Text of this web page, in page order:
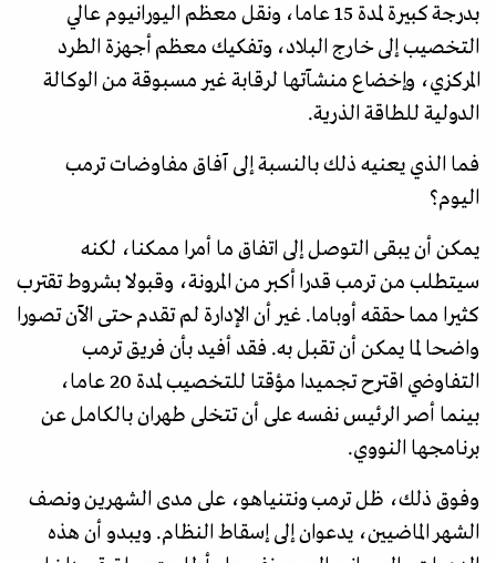
بدرجة كبيرة لمدة 15 عاما، ونقل معظم اليورانيوم عالي
التخصيب إلى خارج البلاد، وتفكيك معظم أجهزة الطرد
المركزي، وإخضاع منشآتها لرقابة غير مسبوقة من الوكالة
الدولية للطاقة الذرية.
فما الذي يعنيه ذلك بالنسبة إلى آفاق مفاوضات ترمب
اليوم؟
يمكن أن يبقى التوصل إلى اتفاق ما أمرا ممكنا، لكنه
سيتطلب من ترمب قدرا أكبر من المرونة، وقبولا بشروط تقترب
كثيرا مما حققه أوباما. غير أن الإدارة لم تقدم حتى الآن تصورا
واضحا لما يمكن أن تقبل به. فقد أفيد بأن فريق ترمب
التفاوضي اقترح تجميدا مؤقتا للتخصيب لمدة 20 عاما،
بينما أصر الرئيس نفسه على أن تتخلى طهران بالكامل عن
برنامجها النووي.
وفوق ذلك، ظل ترمب ونتنياهو، على مدى الشهرين ونصف
الشهر الماضيين، يدعوان إلى إسقاط النظام. ويبدو أن هذه